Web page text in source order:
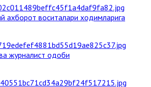
ахборот воситалари ходимларига
журналист одоби